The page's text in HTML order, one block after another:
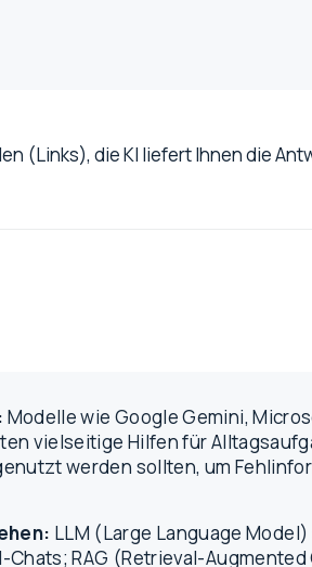
(Links), die KI liefert Ihnen die
Modelle wie Google Gemini,
vielseitige Hilfen für
werden sollten, um
LLM (Large Language
RAG (Retrieval-